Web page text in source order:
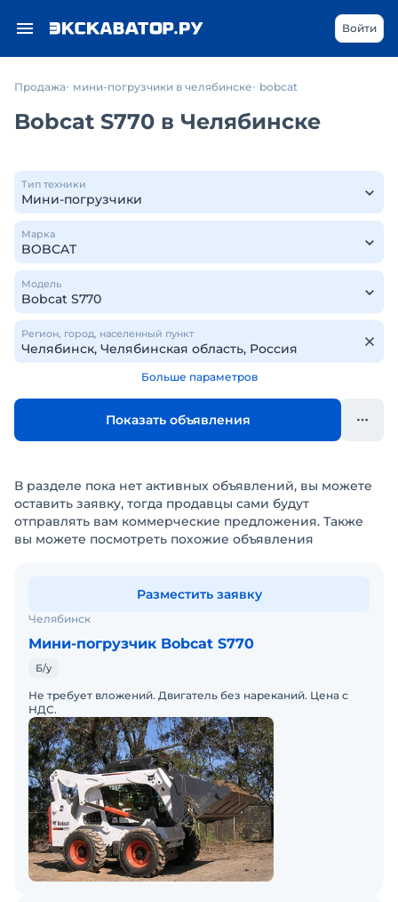
Войти
Продажа мини-погрузчики в челябинске bobcat
Bobcat S770 в Челябинске
Тип техники
Марка
Модель
Регион, город, населенный пункт
Больше параметров
Показать объявления
В разделе пока нет активных объявлений, вы можете
оставить заявку, тогда продавцы сами будут
отправлять вам коммерческие предложения. Также
вы можете посмотреть похожие объявления
Челябинск
Мини-погрузчик Bobcat S770
Б/у
Не требует вложений. Двигатель без нареканий. Цена с
НДС.
Разместить заявку